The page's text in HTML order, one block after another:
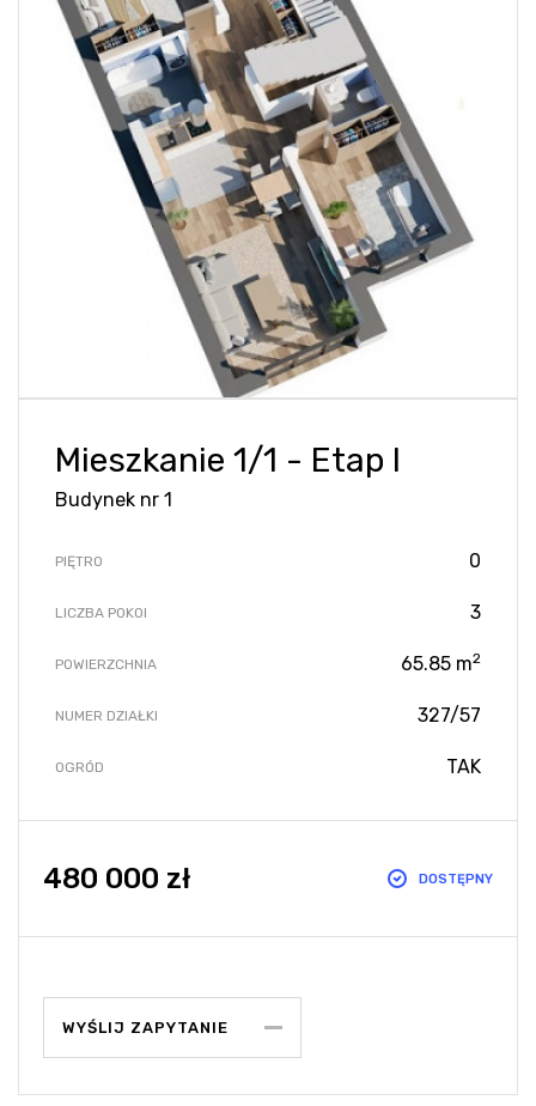
Mieszkanie 1/1 - Etap I
Budynek nr 1
PIĘTRO 0
LICZBA POKOI 3
POWIERZCHNIA 65.85 m2
NUMER DZIAŁKI 327/57
OGRÓD TAK
480 000 zł DOSTĘPNY
WYŚLIJ ZAPYTANIE